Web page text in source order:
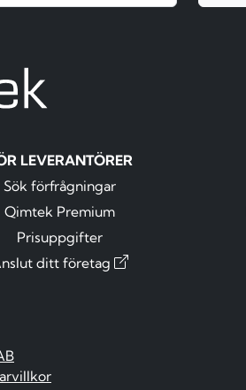
LEVERANTÖRER
Sök förfrågningar
Qimtek Premium
Prisuppgifter
ditt företag